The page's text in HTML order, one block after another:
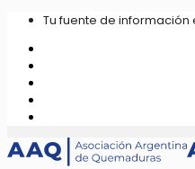
Tu fuente de